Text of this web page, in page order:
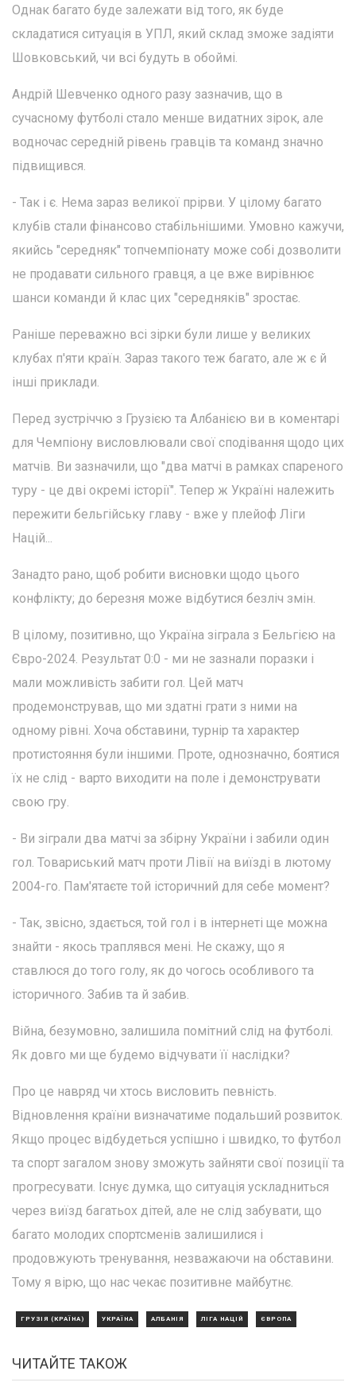
Однак багато буде залежати від того, як буде
складатися ситуація в УПЛ, який склад зможе задіяти
Шовковський, чи всі будуть в обоймі.
Андрій Шевченко одного разу зазначив, що в
сучасному футболі стало менше видатних зірок, але
водночас середній рівень гравців та команд значно
підвищився.
- Так і є. Нема зараз великої прірви. У цілому багато
клубів стали фінансово стабільнішими. Умовно кажучи,
якийсь "середняк" топчемпіонату може собі дозволити
не продавати сильного гравця, а це вже вирівнює
шанси команди й клас цих "середняків" зростає.
Раніше переважно всі зірки були лише у великих
клубах п'яти країн. Зараз такого теж багато, але ж є й
інші приклади.
Перед зустріччю з Грузією та Албанією ви в коментарі
для Чемпіону висловлювали свої сподівання щодо цих
матчів. Ви зазначили, що "два матчі в рамках спареного
туру - це дві окремі історії". Тепер ж Україні належить
пережити бельгійську главу - вже у плейоф Ліги
Націй...
Занадто рано, щоб робити висновки щодо цього
конфлікту; до березня може відбутися безліч змін.
В цілому, позитивно, що Україна зіграла з Бельгією на
Євро-2024. Результат 0:0 - ми не зазнали поразки і
мали можливість забити гол. Цей матч
продемонстрував, що ми здатні грати з ними на
одному рівні. Хоча обставини, турнір та характер
протистояння були іншими. Проте, однозначно, боятися
їх не слід - варто виходити на поле і демонструвати
свою гру.
- Ви зіграли два матчі за збірну України і забили один
гол. Товариський матч проти Лівії на виїзді в лютому
2004-го. Пам'ятаєте той історичний для себе момент?
- Так, звісно, здається, той гол і в інтернеті ще можна
знайти - якось траплявся мені. Не скажу, що я
ставлюся до того голу, як до чогось особливого та
історичного. Забив та й забив.
Війна, безумовно, залишила помітний слід на футболі.
Як довго ми ще будемо відчувати її наслідки?
Про це навряд чи хтось висловить певність.
Відновлення країни визначатиме подальший розвиток.
Якщо процес відбудеться успішно і швидко, то футбол
та спорт загалом знову зможуть зайняти свої позиції та
прогресувати. Існує думка, що ситуація ускладниться
через виїзд багатьох дітей, але не слід забувати, що
багато молодих спортсменів залишилися і
продовжують тренування, незважаючи на обставини.
Тому я вірю, що нас чекає позитивне майбутнє.
ГРУЗІЯ (КРАЇНА) УКРАЇНА АЛБАНІЯ ЛІГА НАЦІЙ ЄВРОПА
ЧИТАЙТЕ ТАКОЖ